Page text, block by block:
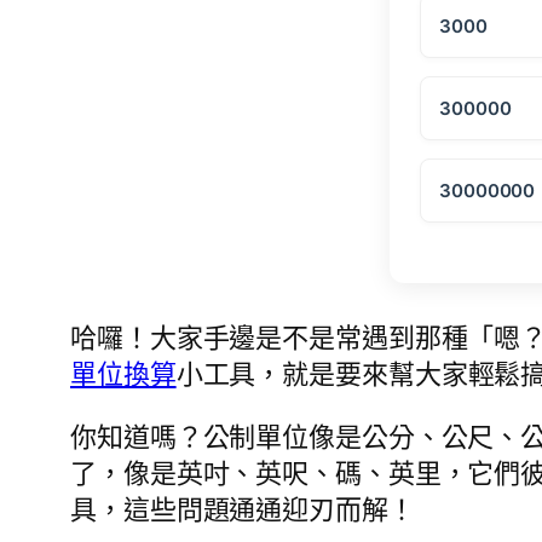
3000
300000
30000000
哈囉！大家手邊是不是常遇到那種「嗯
單位換算小工具，就是要來幫大家輕鬆
你知道嗎？公制單位像是公分、公尺、
了，像是英吋、英呎、碼、英里，它們
具，這些問題通通迎刃而解！